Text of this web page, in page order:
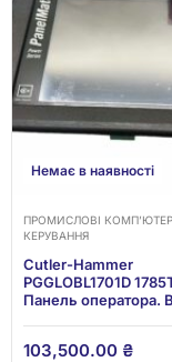
Немає в наявності
ПРОМИСЛОВІ
КЕРУВАННЯ
Cutler-Hammer
PGGLOBL1701D
Панель оператора.
103,500.00 ₴